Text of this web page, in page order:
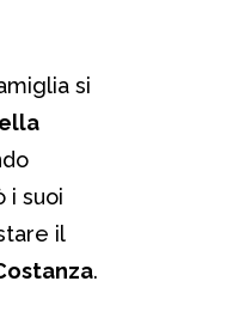
si
i suoi
il
.